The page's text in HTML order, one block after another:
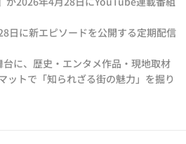
日に新エピソードを公開する定期配信
台に、歴史・エンタメ作品・現地取材
ットで「知られざる街の魅力」を掘り